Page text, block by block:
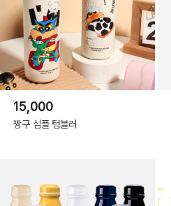
15,000
짱구 심플 텀블러